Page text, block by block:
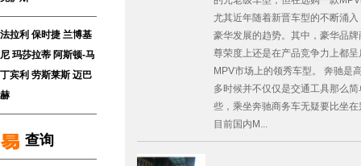
法拉利 保时捷 兰博基
尼 玛莎拉蒂 阿斯顿-马
丁宾利 劳斯莱斯 迈巴
赫
查询
尤其近年随着新晋车型的不断涌
豪华发展的趋势。其中，豪华品
尊荣度上还是在产品竞争力上都
MPV市场上的领秀车型。 奔驰是
多时候并不仅仅是交通工具那么
些，乘坐奔驰商务车无疑要比坐
目前国内M...